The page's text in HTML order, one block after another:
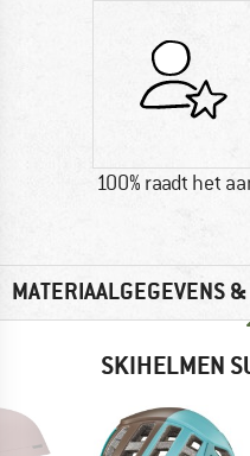
100% raadt het
MATERIAALGEGEVENS
SKIHELMEN